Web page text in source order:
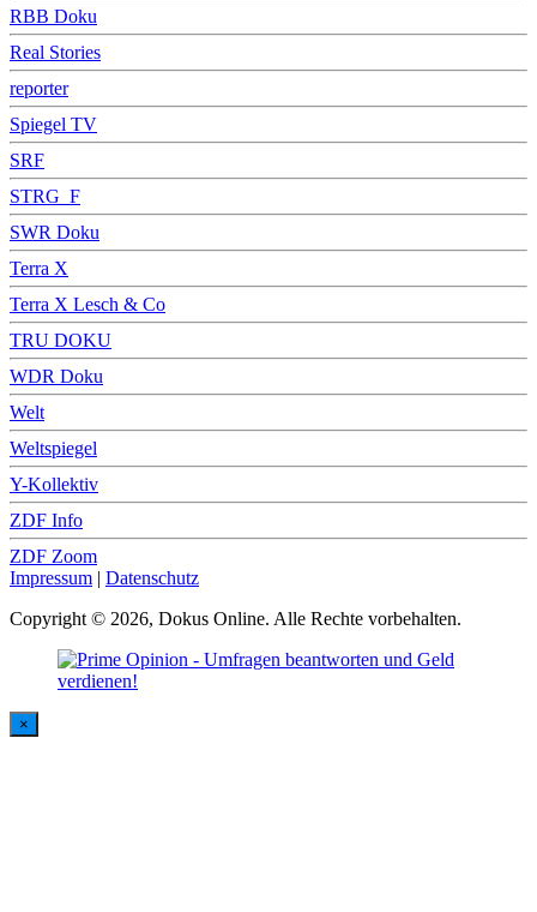
RBB Doku
Real Stories
reporter
Spiegel TV
SRF
STRG_F
SWR Doku
Terra X
Terra X Lesch & Co
TRU DOKU
WDR Doku
Welt
Weltspiegel
Y-Kollektiv
ZDF Info
ZDF Zoom
Impressum | Datenschutz
Copyright © 2026, Dokus Online. Alle Rechte vorbehalten.
×